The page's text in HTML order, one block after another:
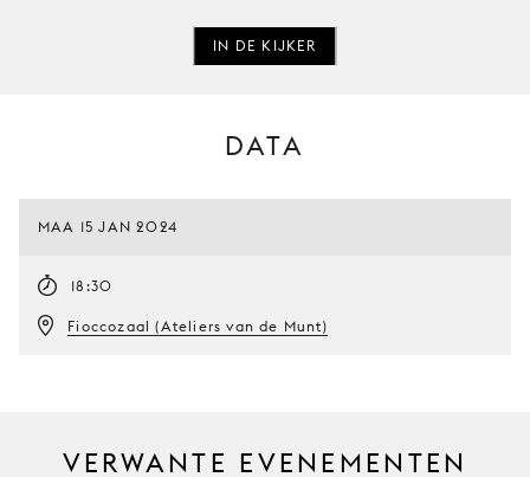
IN DE KIJKER
DATA
MAA 15 JAN 2024
18:30
Fioccozaal (Ateliers van de Munt)
VERWANTE EVENEMENTEN